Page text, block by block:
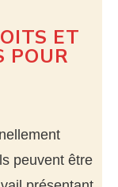
ET
POUR
peuvent être